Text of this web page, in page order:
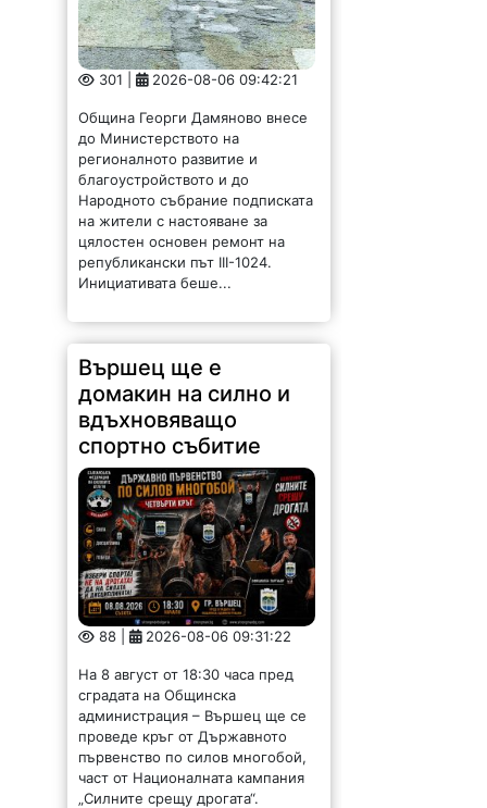
301 | 2026-08-06 09:42:21
Община Георги Дамяново внесе
до Министерството на
регионалното развитие и
благоустройството и до
Народното събрание подписката
на жители с настояване за
цялостен основен ремонт на
републикански път III-1024.
Инициативата беше...
Вършец ще е
домакин на силно и
вдъхновяващо
спортно събитие
88 | 2026-08-06 09:31:22
На 8 август от 18:30 часа пред
сградата на Общинска
администрация – Вършец ще се
проведе кръг от Държавното
първенство по силов многобой,
част от Националната кампания
„Силните срещу дрогата“.